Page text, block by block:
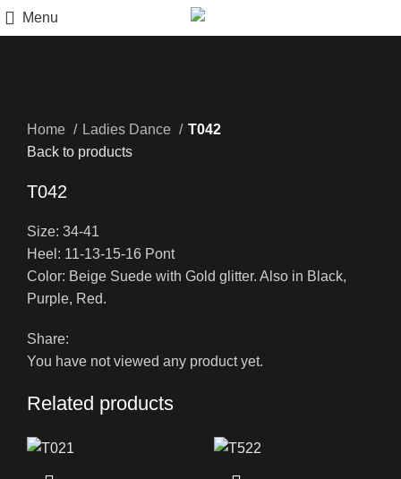
Menu
Home
Ladies Dance
T042
Back to products
T042
Size: 34-41
Heel: 11-13-15-16 Pont
Color: Beige Suede with Gold glitter. Also in Black,
Purple, Red.
Share:
You have not viewed any product yet.
Related products